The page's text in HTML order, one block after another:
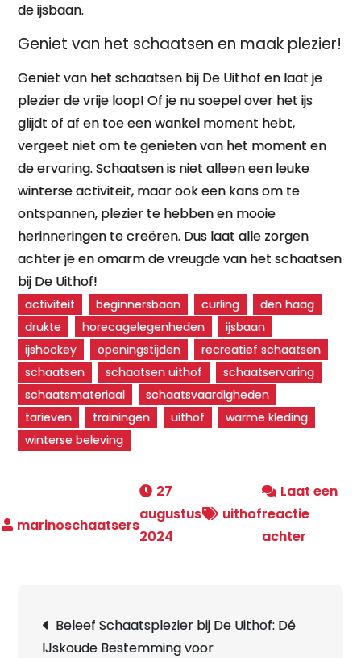
de ijsbaan.
Geniet van het schaatsen en maak plezier!
Geniet van het schaatsen bij De Uithof en laat je
plezier de vrije loop! Of je nu soepel over het ijs
glijdt of af en toe een wankel moment hebt,
vergeet niet om te genieten van het moment en
de ervaring. Schaatsen is niet alleen een leuke
winterse activiteit, maar ook een kans om te
ontspannen, plezier te hebben en mooie
herinneringen te creëren. Dus laat alle zorgen
achter je en omarm de vreugde van het schaatsen
bij De Uithof!
activiteit beginnersbaan curling
den haag
drukte
horecagelegenheden
ijsbaan
ijshockey
openingstijden
recreatief schaatsen
schaatsen
schaatsen uithof
schaatservaring
schaatsmateriaal
schaatsvaardigheden
tarieven
trainingen uithof
warme kleding
winterse beleving
27
augustus
2024
uithof
Laat een
reactie
achter
Beleef Schaatsplezier bij De Uithof: Dé
IJskoude Bestemming voor